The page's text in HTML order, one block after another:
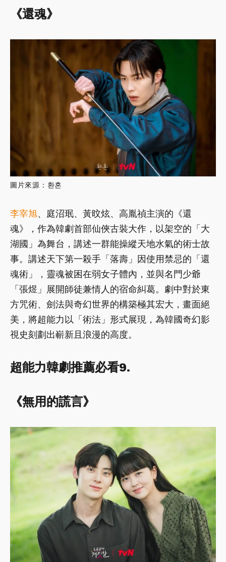
《還魂》
圖片來源：환혼
李宰旭、庭沼珉、黃旼炫、高胤禎主演的《還
魂》，作為韓劇首部仙俠古裝大作，以架空的「大
湖國」為舞台，講述一群能操縱天地水氣的術士故
事。講述天下第一殺手「落壽」因使用禁忌的「還
魂術」，靈魂被困在弱女子體內，並與名門少爺
「張煜」展開師徒兼情人的宿命糾葛。劇中對於東
方咒術、劍法與奇幻世界的構築極其宏大，畫面絕
美，將超能力以「術法」形式展現，為韓國奇幻影
視史刻劃出嶄新且浪漫的高度。
超能力韓劇推薦必看9.
《無用的謊言》